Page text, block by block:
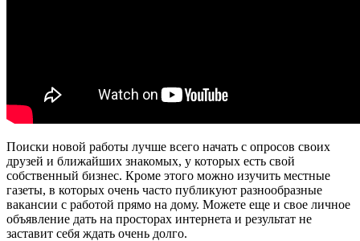
Поиски новой работы лучше всего начать с опросов своих
друзей и ближайших знакомых, у которых есть свой
собственный бизнес. Кроме этого можно изучить местные
газеты, в которых очень часто публикуют разнообразные
вакансии с работой прямо на дому. Можете еще и свое личное
объявление дать на просторах интернета и результат не
заставит себя ждать очень долго.